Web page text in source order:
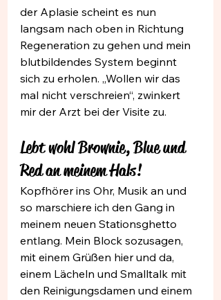
der Aplasie scheint es nun
langsam nach oben in Richtung
Regeneration zu gehen und mein
blutbildendes System beginnt
sich zu erholen. „Wollen wir das
mal nicht verschreien“, zwinkert
mir der Arzt bei der Visite zu.
Lebt wohl Brownie, Blue und
Red an meinem Hals!
Kopfhörer ins Ohr, Musik an und
so marschiere ich den Gang in
meinem neuen Stationsghetto
entlang. Mein Block sozusagen,
mit einem Grüßen hier und da,
einem Lächeln und Smalltalk mit
den Reinigungsdamen und einem